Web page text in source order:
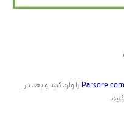
Parsore.com را وارد کنید و بعد در